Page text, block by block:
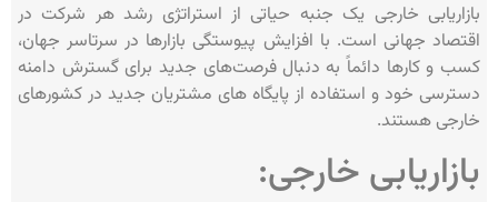
بازاریابی خارجی یک جنبه حیاتی از استراتژی رشد هر شرکت در
اقتصاد جهانی است. با افزایش پیوستگی بازارها در سرتاسر جهان،
کسب‌ و کارها دائماً به دنبال فرصت‌های جدید برای گسترش دامنه
دسترسی خود و استفاده از پایگاه‌ های مشتریان جدید در کشورهای
خارجی هستند.
بازاریابی خارجی: